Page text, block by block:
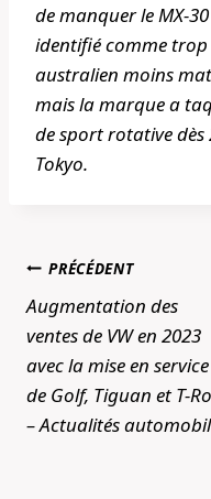
de manquer le MX-
identifié comme
australien moins
mais la marque a
de sport rotative dès
Tokyo.
Navigation
de
l’article
PRÉCÉDENT
Augmentation des
ventes de VW en 2023
avec la mise en service
de Golf, Tiguan et T-
– Actualités